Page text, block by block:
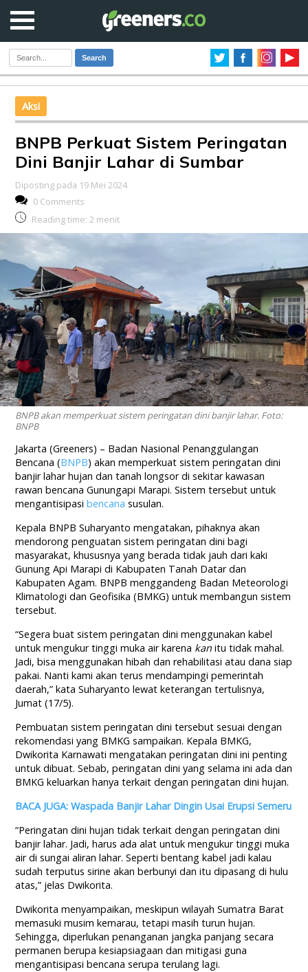
Search
Aksi
BNPB Perkuat Sistem Peringatan
Dini Banjir Lahar di Sumbar
Diposting pada 19 Mei 2024
0 Comments
Reading time: 2 menit
BNPB akan memperkuat sistem peringatan dini banjir lahar. Foto:
BNPB
Jakarta (Greeners) – Badan Nasional Penanggulangan
Bencana (BNPB) akan memperkuat sistem peringatan dini
banjir lahar hujan dan tanah longsor di sekitar kawasan
rawan bencana Gunungapi Marapi. Sistem tersebut untuk
mengantisipasibencana susulan.
Kepala BNPB Suharyanto mengatakan, pihaknya akan
mendorong penguatan sistem peringatan dini bagi
masyarakat, khususnya yang berada tidak jauh dari kaki
Gunung Api Marapi di Kabupaten Tanah Datar dan
Kabupaten Agam. BNPB menggandeng Badan Meteorologi
Klimatologi dan Geofisika (BMKG) untuk membangun sistem
tersebut.
“Segera buat sistem peringatan dini menggunakan kabel
untuk mengukur tinggi muka air karena kan itu tidak mahal.
Jadi, bisa menggunakan hibah dan rehabilitasi atau dana siap
pakai. Nanti kami akan terus mendampingi pemerintah
daerah,” kata Suharyanto lewat keterangan tertulisnya,
Jumat (17/5).
Pembuatan sistem peringatan dini tersebut sesuai dengan
rekomendasi yang BMKG sampaikan. Kepala BMKG,
Dwikorita Karnawati mengatakan peringatan dini ini penting
untuk dibuat. Sebab, peringatan dini yang selama ini ada dan
BMKG keluarkan hanya terkait dengan peringatan dini hujan.
BACA JUGA: Waspada Banjir Lahar Dingin Usai Erupsi Semeru
“Peringatan dini hujan tidak terkait dengan peringatan dini
banjir lahar. Jadi, harus ada alat untuk mengukur tinggi muka
air di sungai aliran lahar. Seperti bentang kabel jadi kalau
sudah terputus sirine akan berbunyi dan itu dipasang di hulu
atas,” jelas Dwikorita.
Dwikorita menyampaikan, meskipun wilayah Sumatra Barat
memasuki musim kemarau, tetapi masih turun hujan.
Sehingga, diperlukan penanganan jangka panjang secara
permanen berupa kesiapsiagaan dan mitigasi guna
mengantisipasi bencana serupa terulang lagi.